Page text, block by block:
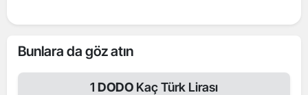
Bunlara da göz atın
1 DODO Kaç Türk Lirası